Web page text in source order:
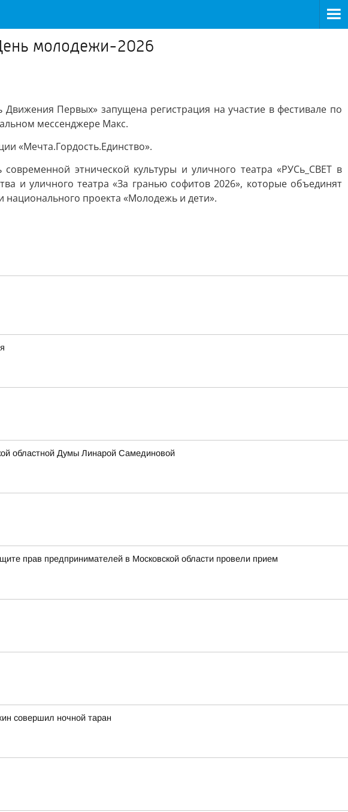
молодежи-2026
Первых» запущена регистрация на участие в фестивале по
мессенджере Макс.
«Мечта.Гордость.Единство».
этнической культуры и уличного театра «РУСь_СВЕТ в
и уличного театра «За гранью софитов 2026», которые объединят
проекта «Молодежь и дети».
областной Думы Линарой Самединовой
прав предпринимателей в Московской области провели прием
совершил ночной таран